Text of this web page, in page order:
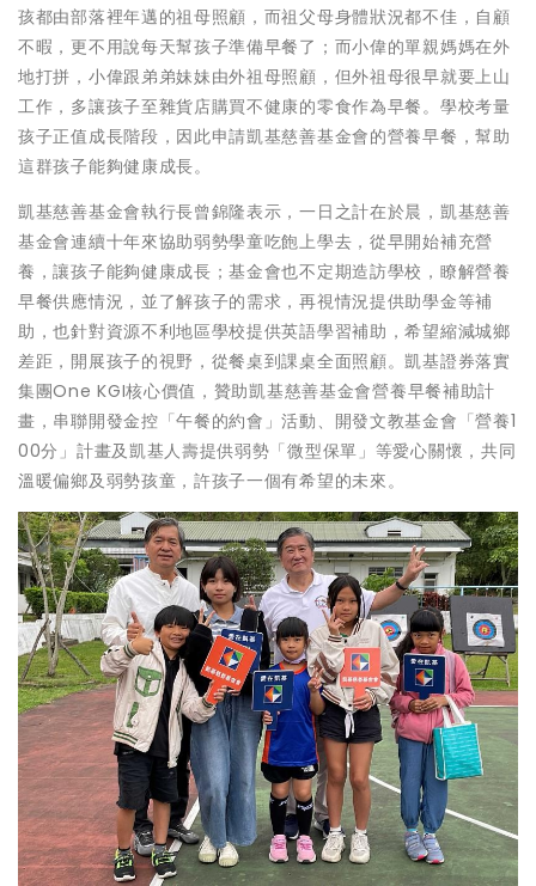
孩都由部落裡年邁的祖母照顧，而祖父母身體狀況都不佳，自顧
不暇，更不用說每天幫孩子準備早餐了；而小偉的單親媽媽在外
地打拼，小偉跟弟弟妹妹由外祖母照顧，但外祖母很早就要上山
工作，多讓孩子至雜貨店購買不健康的零食作為早餐。學校考量
孩子正值成長階段，因此申請凱基慈善基金會的營養早餐，幫助
這群孩子能夠健康成長。
凱基慈善基金會執行長曾錦隆表示，一日之計在於晨，凱基慈善
基金會連續十年來協助弱勢學童吃飽上學去，從早開始補充營
養，讓孩子能夠健康成長；基金會也不定期造訪學校，瞭解營養
早餐供應情況，並了解孩子的需求，再視情況提供助學金等補
助，也針對資源不利地區學校提供英語學習補助，希望縮減城鄉
差距，開展孩子的視野，從餐桌到課桌全面照顧。凱基證券落實
集團One KGI核心價值，贊助凱基慈善基金會營養早餐補助計
畫，串聯開發金控「午餐的約會」活動、開發文教基金會「營養1
00分」計畫及凱基人壽提供弱勢「微型保單」等愛心關懷，共同
溫暖偏鄉及弱勢孩童，許孩子一個有希望的未來。